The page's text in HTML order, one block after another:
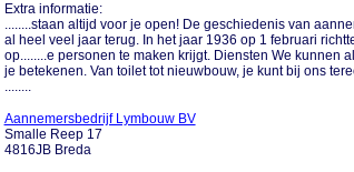
Extra informatie:
........staan altijd voor je open! De geschiedenis van
al heel veel jaar terug. In het jaar 1936 op 1 februari
op........e personen te maken krijgt. Diensten We kunnen
je betekenen. Van toilet tot nieuwbouw, je kunt bij ons
........
Aannemersbedrijf Lymbouw BV
Smalle Reep 17
4816JB Breda